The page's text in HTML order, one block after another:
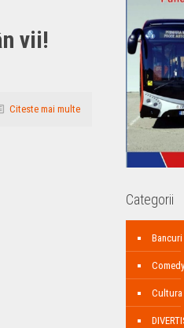
vii!
Citeste mai multe
Categorii
Bancuri
Comedy
Cultura